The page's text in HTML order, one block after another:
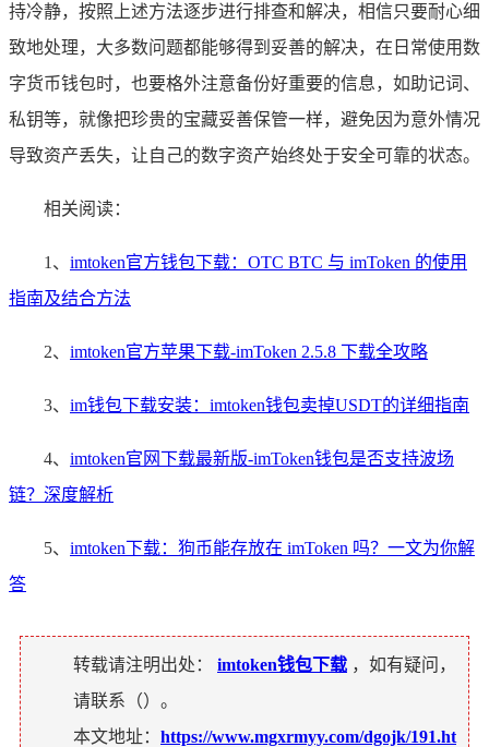
持冷静，按照上述方法逐步进行排查和解决，相信只要耐心细
致地处理，大多数问题都能够得到妥善的解决，在日常使用数
字货币钱包时，也要格外注意备份好重要的信息，如助记词、
私钥等，就像把珍贵的宝藏妥善保管一样，避免因为意外情况
导致资产丢失，让自己的数字资产始终处于安全可靠的状态。
相关阅读：
1、 imtoken官方钱包下载：OTC BTC 与 imToken 的使用
指南及结合方法
2、 imtoken官方苹果下载-imToken 2.5.8 下载全攻略
3、 im钱包下载安装：imtoken钱包卖掉USDT的详细指南
4、 imtoken官网下载最新版-imToken钱包是否支持波场
链？深度解析
5、 imtoken下载：狗币能存放在 imToken 吗？一文为你解
答
转载请注明出处： imtoken钱包下载 ，如有疑问，
请联系（）。
本文地址： https://www.mgxrmyy.com/dgojk/191.ht